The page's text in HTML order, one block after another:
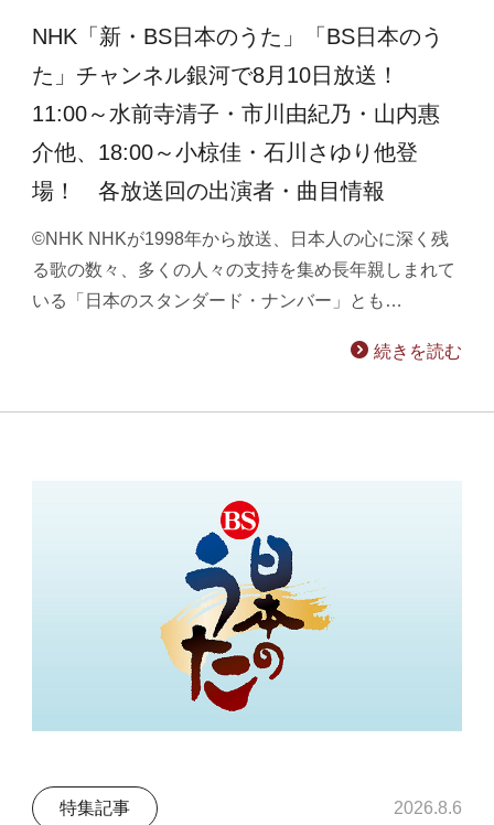
NHK「新・BS日本のうた」「BS日本のう
た」チャンネル銀河で8月10日放送！
11:00～水前寺清子・市川由紀乃・山内惠
介他、18:00～小椋佳・石川さゆり他登
場！ 各放送回の出演者・曲目情報
©NHK NHKが1998年から放送、日本人の心に深く残
る歌の数々、多くの人々の支持を集め長年親しまれて
いる「日本のスタンダード・ナンバー」とも…
続きを読む
特集記事 2026.8.6